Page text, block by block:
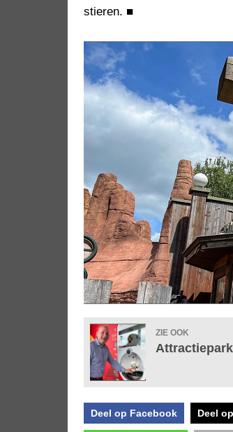
stieren. ■
ZIE OOK
Deel op Facebook Deel